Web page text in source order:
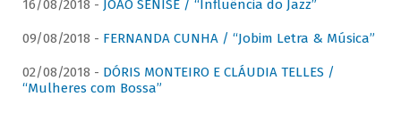
16/08/2018 - JOÃO SENISE / “Influência do Jazz”
09/08/2018 - FERNANDA CUNHA / “Jobim Letra & Música”
02/08/2018 - DÓRIS MONTEIRO E CLÁUDIA TELLES /
“Mulheres com Bossa”